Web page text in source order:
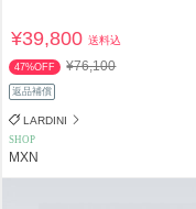
¥39,800送料込
47%OFF ¥76,100
返品補償
LARDINI
SHOP
MXN